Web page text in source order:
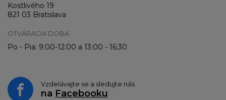
Kostlivého 19
821 03 Bratislava
OTVÁRACIA DOBA
Po - Pia: 9:00-12:00 a 13:00 - 16:30
Vzdelávajte se a sledujte nás
na Facebooku